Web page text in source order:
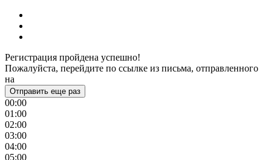
Регистрация пройдена успешно!
Пожалуйста, перейдите по ссылке из письма, отправленного
на
Отправить еще раз
00:00
01:00
02:00
03:00
04:00
05:00